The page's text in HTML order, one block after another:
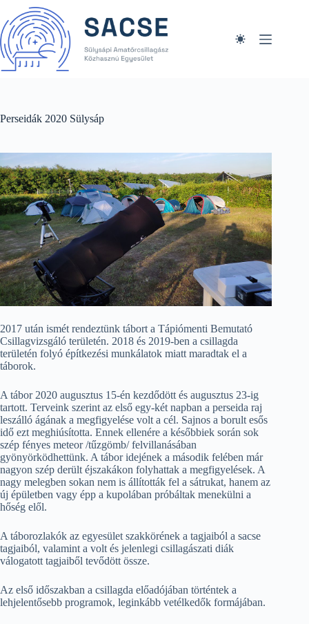
content
Perseidák 2020 Sülysáp
2017 után ismét rendeztünk tábort a Tápiómenti Bemutató
Csillagvizsgáló területén. 2018 és 2019-ben a csillagda
területén folyó építkezési munkálatok miatt maradtak el a
táborok.
A tábor 2020 augusztus 15-én kezdődött és augusztus 23-ig
tartott. Terveink szerint az első egy-két napban a perseida raj
leszálló ágának a megfigyelése volt a cél. Sajnos a borult esős
idő ezt meghiúsította. Ennek ellenére a későbbiek során sok
szép fényes meteor /tűzgömb/ felvillanásában
gyönyörködhettünk. A tábor idejének a második felében már
nagyon szép derült éjszakákon folyhattak a megfigyelések. A
nagy melegben sokan nem is állították fel a sátrukat, hanem az
új épületben vagy épp a kupolában próbáltak menekülni a
hőség elől.
A táborozlakók az egyesület szakkörének a tagjaiból a sacse
tagjaiból, valamint a volt és jelenlegi csillagászati diák
válogatott tagjaiből tevődött össze.
Az első időszakban a csillagda előadójában történtek a
lehjelentősebb programok, leginkább vetélkedők formájában.